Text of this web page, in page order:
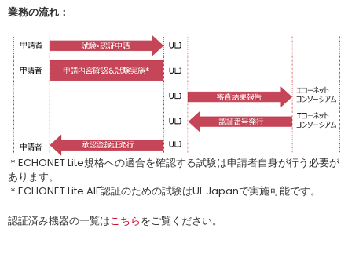
業務の流れ：
＊ECHONET Lite規格への適合を確認する試験は申請者自身が行う必要が
あります。
＊ECHONET Lite AIF認証のための試験はUL Japanで実施可能です。
認証済み機器の一覧はこちらをご覧ください。